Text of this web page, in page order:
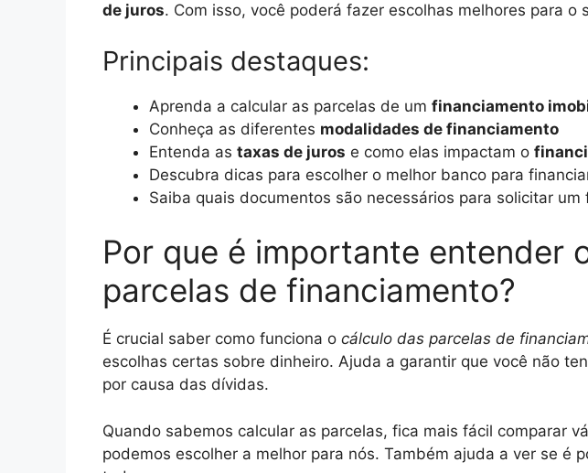
de juros. Com isso, você poderá fazer escolhas melhores para o
Principais destaques:
Aprenda a calcular as parcelas de um financiamento
Conheça as diferentes modalidades de financiamento
Entenda as taxas de juros e como elas impactam o
Descubra dicas para escolher o melhor banco para
Saiba quais documentos são necessários para solicitar um
Por que é importante entender
parcelas de financiamento?
É crucial saber como funciona o cálculo das parcelas de
escolhas certas sobre dinheiro. Ajuda a garantir que você não
por causa das dívidas.
Quando sabemos calcular as parcelas, fica mais fácil comparar
podemos escolher a melhor para nós. Também ajuda a ver se é